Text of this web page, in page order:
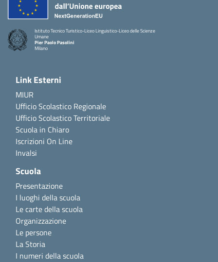
Istituto Tecnico Turistico-Liceo Linguistico-Liceo delle Scienze
Umane
Pier Paolo Pasolini
Milano
Link Esterni
MIUR
Ufficio Scolastico Regionale
Ufficio Scolastico Territoriale
Scuola in Chiaro
Iscrizioni On Line
Invalsi
Scuola
Presentazione
I luoghi della scuola
Le carte della scuola
Organizzazione
Le persone
La Storia
I numeri della scuola